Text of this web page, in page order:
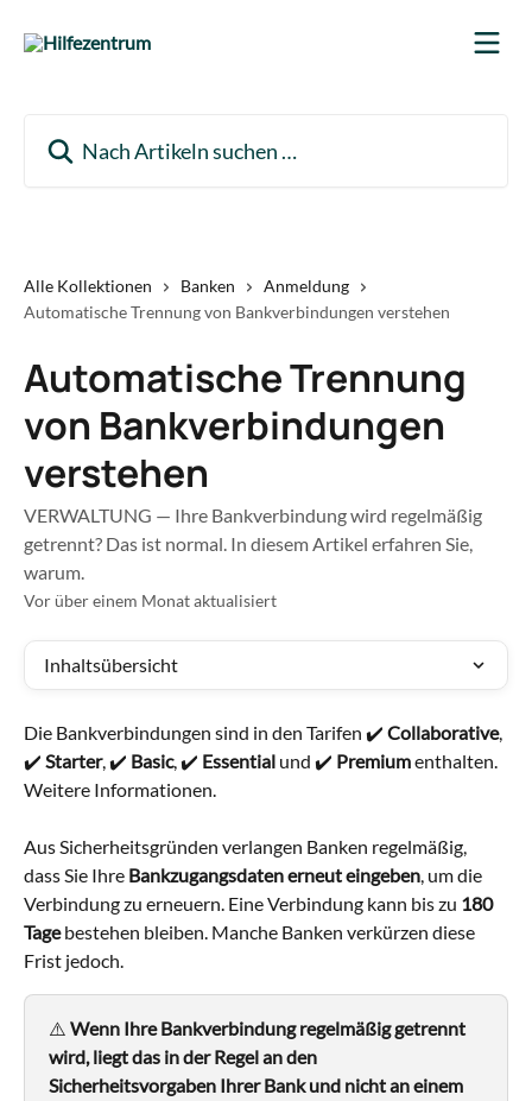
Alle Kollektionen Banken
Anmeldung
Automatische Trennung von Bankverbindungen verstehen
Automatische Trennung
von Bankverbindungen
verstehen
VERWALTUNG — Ihre Bankverbindung wird regelmäßig
getrennt? Das ist normal. In diesem Artikel erfahren Sie,
warum.
Vor über einem Monat aktualisiert
Inhaltsübersicht
Die Bankverbindungen sind in den Tarifen ✔️ Collaborative,
✔️ Starter, ✔️ Basic, ✔️ Essential und ✔️ Premium enthalten.
Weitere Informationen.
Aus Sicherheitsgründen verlangen Banken regelmäßig,
dass Sie Ihre Bankzugangsdaten erneut eingeben, um die
Verbindung zu erneuern. Eine Verbindung kann bis zu 180
Tage bestehen bleiben. Manche Banken verkürzen diese
Frist jedoch.
⚠️ Wenn Ihre Bankverbindung regelmäßig getrennt
wird, liegt das in der Regel an den
Sicherheitsvorgaben Ihrer Bank und nicht an einem